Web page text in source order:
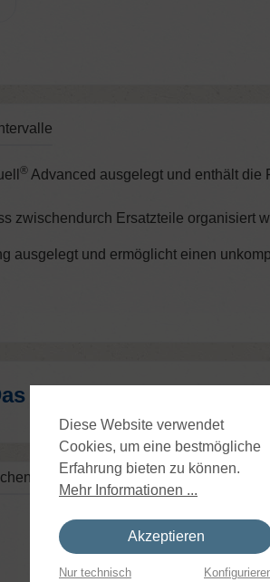
® Advanced ausgelegt und enthält die
zwischendurch Ersatzteile organisiert
ausgelegt und ermöglicht einen
könnte Sie auch
Diese Website verwendet
Cookies, um eine bestmögliche
Erfahrung bieten zu können.
Mehr Informationen ...
Akzeptieren
Nur technisch